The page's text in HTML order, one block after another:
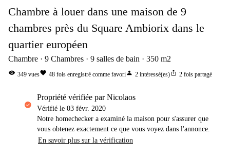
Chambre à louer dans une maison de 9
chambres près du Square Ambiorix dans le
quartier européen
Chambre 9 Chambres 9 salles de bain 350 m2
visibility 349 vuesfavorite 48 fois enregistré comme favoriperson 2 intéressé(es)ios_share 2 fois partagé
propriété vérifiée par Nicolaos
Vérifié le 03 févr. 2020
Notre homechecker a examiné la maison pour s'assurer que
vous obtenez exactement ce que vous voyez dans l'annonce.
En savoir plus sur la vérification